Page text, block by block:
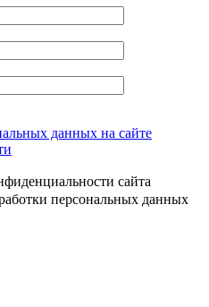
данных на сайте
сайта
персональных данных